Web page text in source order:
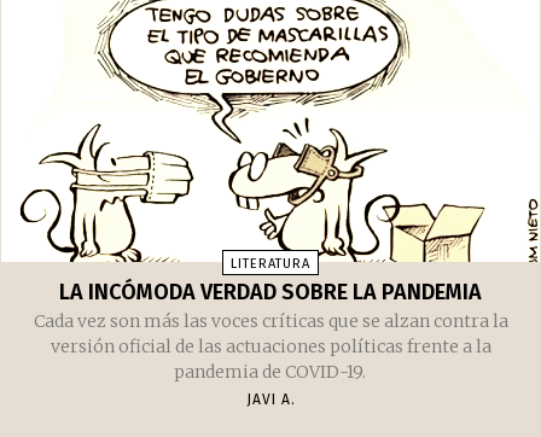
LITERATURA
LA INCÓMODA VERDAD SOBRE LA PANDEMIA
Cada vez son más las voces críticas que se alzan contra la
versión oficial de las actuaciones políticas frente a la
pandemia de COVID-19.
JAVI A.